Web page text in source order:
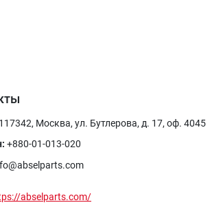
Москва, ул. Бутлерова, д. 17, оф. 4045
+880-01-013-020
abselparts.com/